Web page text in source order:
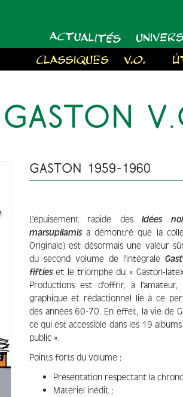
ACTUALITÉS
CLASSIQUES
V.O. À
GASTON
GASTON 1959-1960
L'épuisement rapide desIdées
marsupilamisa démontré que la
Originale) est désormais une valeur
du second volume de l'intégrale
fiftieset le triomphe du « Gaston-
Productions est d'offrir, à
graphique et rédactionnel lié à ce
des années 60-70. En effet, la vie de
ce qui est accessible dans les 19
public ».
Points forts du volume :
Présentation respectant la
Matériel inédit ;